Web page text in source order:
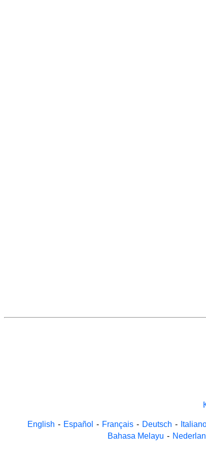
English - Español - Français - Deutsch -
Bahasa Melayu -